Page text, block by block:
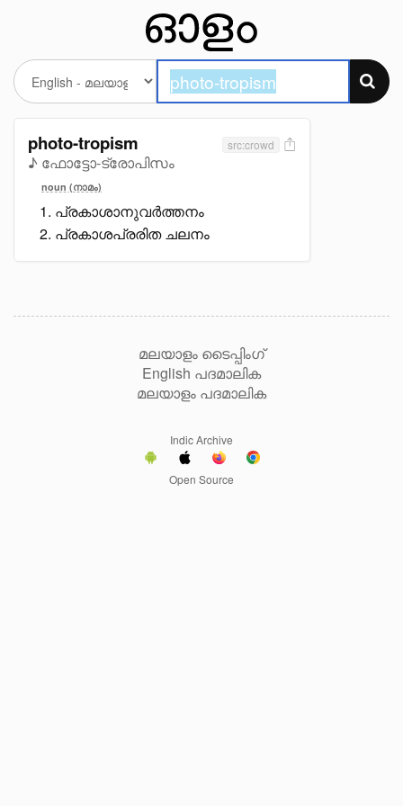
photo-tropism
♪ ഫോട്ടോ-ട്രോപിസം
src:crowd
noun (നാമം)
പ്രകാശാനുവർത്തനം
പ്രകാശപ്രരിത ചലനം
മലയാളം ടൈപ്പിംഗ്
English പദമാലിക
മലയാളം പദമാലിക
Indic Archive
Open Source